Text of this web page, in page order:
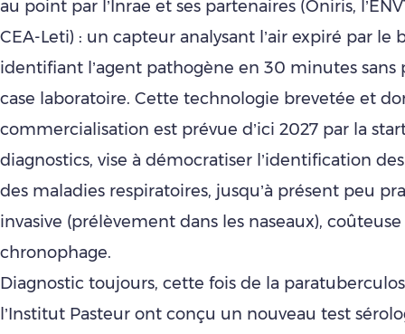
au point par l’Inrae et ses partenaires (Oniris,
CEA-Leti) : un capteur analysant l’air expiré par le
identifiant l’agent pathogène en 30 minutes sans
case laboratoire. Cette technologie brevetée et
commercialisation est prévue d’ici 2027 par la
diagnostics, vise à démocratiser l’identification
des maladies respiratoires, jusqu’à présent peu
invasive (prélèvement dans les naseaux),
chronophage.
Diagnostic toujours, cette fois de la
l’Institut Pasteur ont conçu un nouveau test